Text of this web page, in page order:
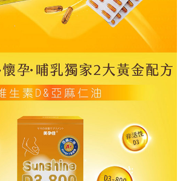
圍內提供個人資料，並將交易相關給付款項請求債
限公司。
宜，請瀏覽以下網址：
未經同意申辦者引起之損失，本公司不負相關責
度；若仍有額度不足之情形，本公司將視審查結果
號或使用他人資訊註冊。若發現惡意使用之情形，
有權停止該用戶之使用額度並採取法律行動。